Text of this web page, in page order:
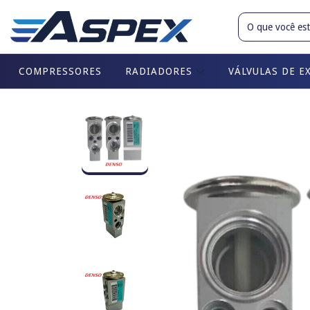
COMPRESSORES RADIADORES VÁLVULAS DE